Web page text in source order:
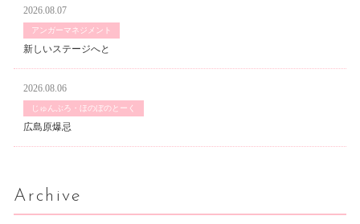
2026.08.07
アンガーマネジメント
新しいステージへと
2026.08.06
じゅんぶろ・ほのぼのとーく
広島原爆忌
Archive